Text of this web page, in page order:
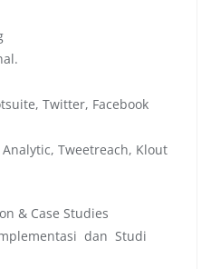
Twitter, Facebook
Tweetreach, Klout
& Case Studies
dan Studi